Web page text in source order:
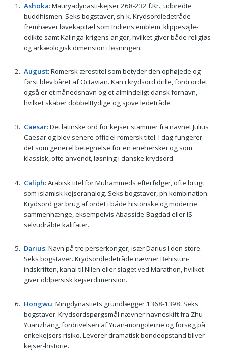
Ashoka: Mauryadynasti-kejser 268-232 f.Kr., udbredte
buddhismen. Seks bogstaver, sh-k. Krydsordledetråde
fremhæver løvekapitæl som Indiens emblem, klippesøjle-
edikte samt Kalinga-krigens anger, hvilket giver både religiøs
og arkæologisk dimension i løsningen.
August: Romersk ærestitel som betyder den ophøjede og
først blev båret af Octavian. Kan i krydsord drille, fordi ordet
også er et månedsnavn og et almindeligt dansk fornavn,
hvilket skaber dobbelttydige og sjove ledetråde.
Caesar: Det latinske ord for kejser stammer fra navnet Julius
Caesar og blev senere officiel romersk titel. I dag fungerer
det som generel betegnelse for en enehersker og som
klassisk, ofte anvendt, løsning i danske krydsord.
Caliph: Arabisk titel for Muhammeds efterfølger, ofte brugt
som islamisk kejseranalog. Seks bogstaver, ph-kombination.
Krydsord gør brug af ordet i både historiske og moderne
sammenhænge, eksempelvis Abasside-Bagdad eller IS-
selvudråbte kalifater.
Darius: Navn på tre perserkonger; især Darius I den store.
Seks bogstaver. Krydsordledetråde nævner Behistun-
indskriften, kanal til Nilen eller slaget ved Marathon, hvilket
giver oldpersisk kejserdimension.
Hongwu: Mingdynastiets grundlægger 1368-1398. Seks
bogstaver. Krydsordspørgsmål nævner navneskift fra Zhu
Yuanzhang, fordrivelsen af Yuan-mongolerne og forsøg på
enkekejsers risiko. Leverer dramatisk bondeopstand bliver
kejser-historie.